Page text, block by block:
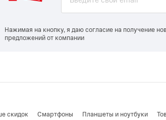
Нажимая на кнопку, я даю согласие на получение
предложений от компании
скидок Смартфоны Планшеты и ноутбуки